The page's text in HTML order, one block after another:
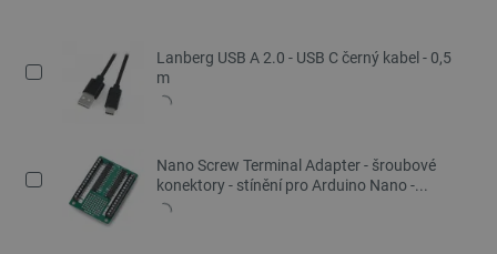
Lanberg USB A 2.0 - USB C černý kabel - 0,5
m
Nano Screw Terminal Adapter - šroubové
konektory - stínění pro Arduino Nano -...